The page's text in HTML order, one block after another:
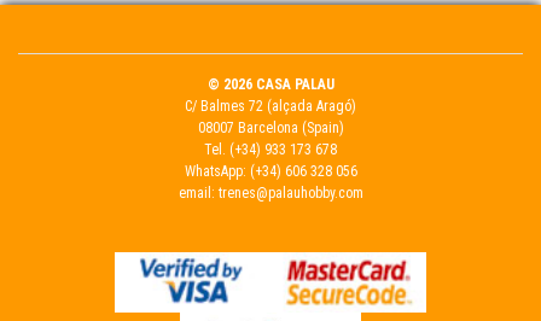
© 2026 CASA PALAU
C/ Balmes 72 (alçada Aragó)
08007 Barcelona (Spain)
Tel. (+34) 933 173 678
WhatsApp: (+34) 606 328 056
email: trenes@palauhobby.com